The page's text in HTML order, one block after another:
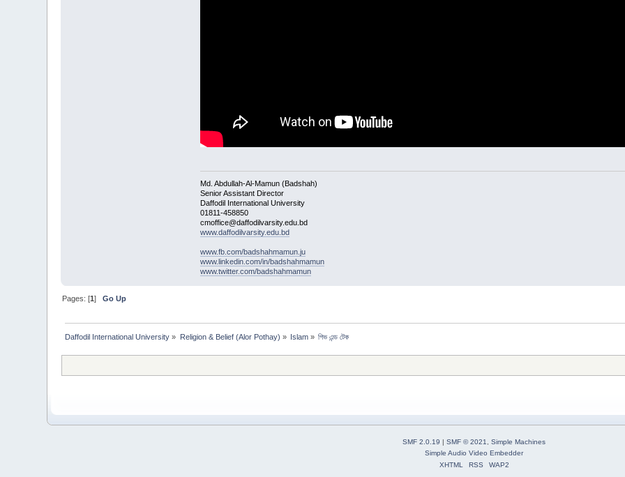
Md. Abdullah-Al-Mamun (Badshah)
Senior Assistant Director
Daffodil International University
01811-458850
cmoffice@daffodilvarsity.edu.bd
www.daffodilvarsity.edu.bd
www.fb.com/badshahmamun.ju
www.linkedin.com/in/badshahmamun
www.twitter.com/badshahmamun
Pages: [1]Go Up
Daffodil International University » Religion & Belief (Alor Pothay) » Islam » গিভ এন্ড টেক
SMF 2.0.19 | SMF © 2021
Simple Machines
Simple Audio Video Embedder
XHTML
RSS WAP2